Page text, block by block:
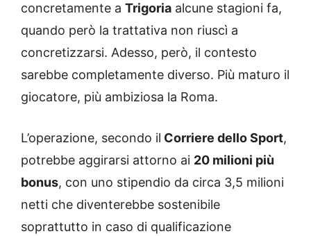
concretamente a Trigoria alcune stagioni fa,
quando però la trattativa non riuscì a
concretizzarsi. Adesso, però, il contesto
sarebbe completamente diverso. Più maturo il
giocatore, più ambiziosa la Roma.
L’operazione, secondo il Corriere dello Sport,
potrebbe aggirarsi attorno ai 20 milioni più
bonus, con uno stipendio da circa 3,5 milioni
netti che diventerebbe sostenibile
soprattutto in caso di qualificazione